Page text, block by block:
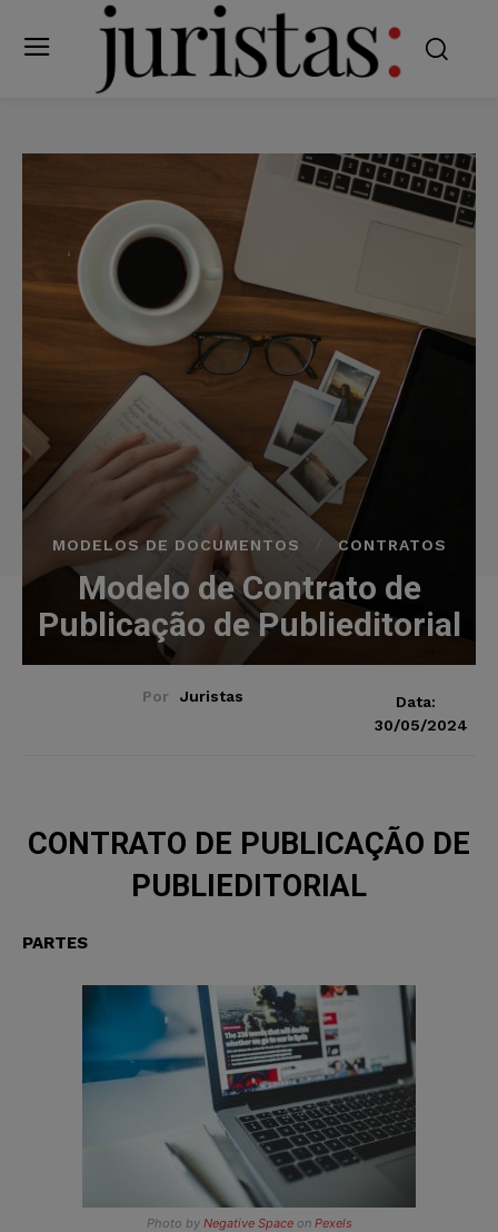
MODELOS DE DOCUMENTOS CONTRATOS
Modelo de Contrato de
Publicação de Publieditorial
Por Juristas
Data:
30/05/2024
CONTRATO DE PUBLICAÇÃO DE
PUBLIEDITORIAL
PARTES
Photo by Negative Spaceon Pexels